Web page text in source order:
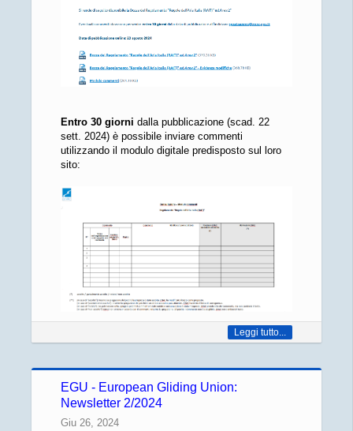
Entro 30 giorni dalla pubblicazione (scad. 22
sett. 2024) è possibile inviare commenti
utilizzando il modulo digitale predisposto sul loro
sito:
Leggi tutto...
EGU - European Gliding Union:
Newsletter 2/2024
Giu 26, 2024